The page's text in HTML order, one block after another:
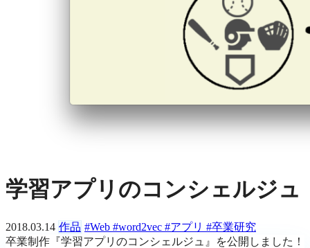
学習アプリのコンシェルジュ
2018.03.14 作品 #Web #word2vec #アプリ #卒業研究
卒業制作『学習アプリのコンシェルジュ』を公開しました！